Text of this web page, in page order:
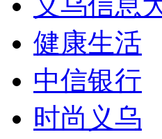
健康生活
中信银行
时尚义乌